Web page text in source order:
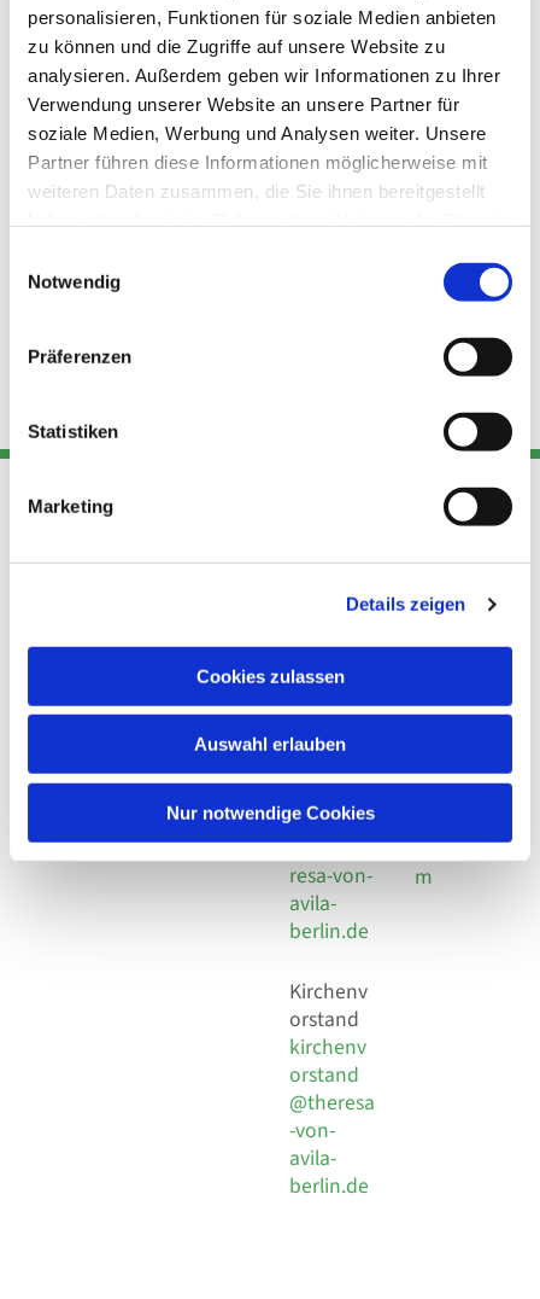
personalisieren, Funktionen für soziale Medien anbieten
zu können und die Zugriffe auf unsere Website zu
analysieren. Außerdem geben wir Informationen zu Ihrer
Verwendung unserer Website an unsere Partner für
soziale Medien, Werbung und Analysen weiter. Unsere
Partner führen diese Informationen möglicherweise mit
weiteren Daten zusammen, die Sie ihnen bereitgestellt
Notwendig
Präferenzen
Statistiken
Marketing
Details zeigen
Cookies zulassen
Auswahl erlauben
Nur notwendige Cookies
Adresse
Kirchengemeinde Pfarrei
Hl. Theresa von Avila Berlin
Leitender Pfarrer - Norbert
Behaimstr. 39
Kont
Telefon
+49 30
924 64 28
Fax +49
30 924 54
18
E-Mail
info@the
resa-von-
avila-
berlin.de
Kirchenv
orstand
kirchenv
orstand
@theresa
-von-
avila-
berlin.de
Links
Datensch
utz
Social
Impressu
m